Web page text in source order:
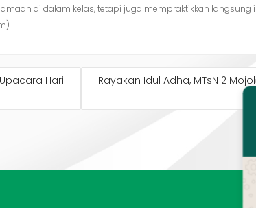
di dalam kelas, tetapi juga mempraktikkan
Hari
Rayakan Idul Adha, MTsN 2